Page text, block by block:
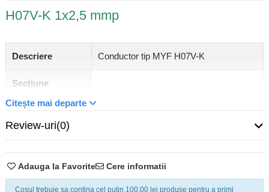
Adauga la Favorite
Cosul trebuie sa contina cel putin 100,00 lei produse pentru a primi
Cere informatii
H07V-K 1x2,5 mmp
Descriere Conductor tip MYF H07V-K
Secțiune
transversală
conductor
Material
conductor
Număr miezuri 1
Citește mai departe
Review-uri(0)